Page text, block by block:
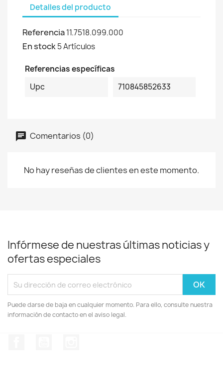
Detalles del producto
Referencia11.7518.099.000
En stock5 Artículos
Referencias específicas
Upc
710845852633
Comentarios (0)
No hay reseñas de clientes en este momento.
Infórmese de nuestras últimas noticias y
ofertas especiales
Puede darse de baja en cualquier momento. Para ello, consulte nuestra
información de contacto en el aviso legal.